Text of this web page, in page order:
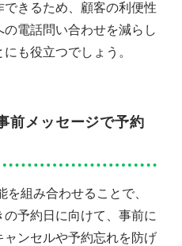
きるため、顧客の利便性
電話問い合わせを減らし
も役立つでしょう。
前メッセージで予約
を組み合わせることで、
予約日に向けて、事前に
ンセルや予約忘れを防げ